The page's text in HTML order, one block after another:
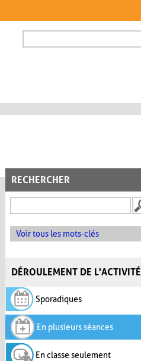
FORMULAIRE DE
RECHERCHER
Voir tous les mots-clés
DÉROULEMENT DE L'ACTIVITÉ
Sporadiques
En plusieurs séances
En classe seulement